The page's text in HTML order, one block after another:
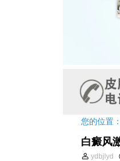
您的位置：
白癜风
ydbjlyd